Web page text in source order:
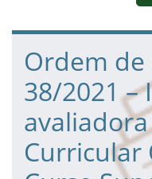
Fim da navegação
Início do conteúdo
Ordem de
38/2021 –
Curricular